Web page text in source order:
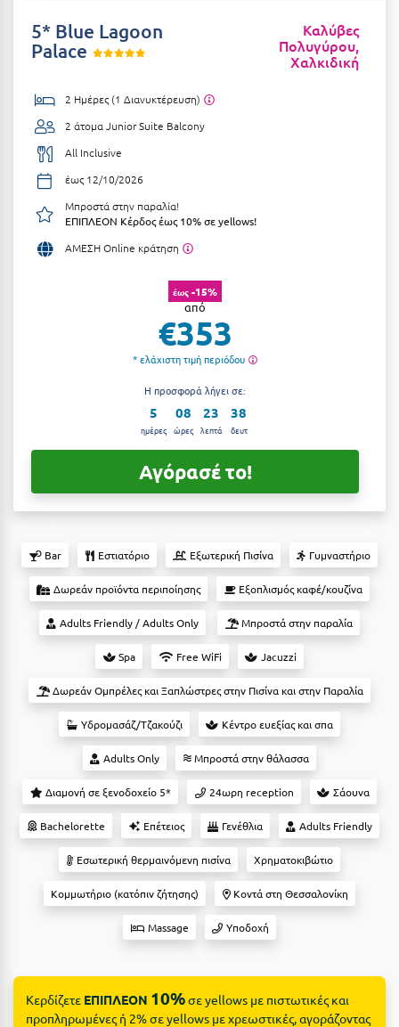
Αργολίδα
Αριδαία
Αρκαδία
Αρκίτσα
Αρτέμιδα
Αρχαία Ολυμπία
Αστυπάλαια
Αττική
Γ
Γαλαξiδι
Γλυφάδα
Γρεβενά
Δελφοί
Ε
Ελάτη Αρκαδίας
Ελληνικό Αρκαδίας
Ελούντα Κρήτης
Ερμιόνη
Εύβοια
Ξενοδοχεία 3 Αστέρων
Ξενοδοχεία 4 Αστέρων
Ξενοδοχεία 5 Αστέρων
Βίλες
Κρουαζιέρες
Διαμερίσματα
Δες όλες τις προσφορές
5* Blue Lagoon
Palace
Καλύβες
Πολυγύρου,
Χαλκιδική
2 Ημέρες (1 Διανυκτέρευση)
2 άτομαJunior Suite Balcony
All Inclusive
έως 12/10/2026
Μπροστά στην παραλία!
ΕΠΙΠΛΕΟΝ Κέρδος έως 10% σε yellows!
ΑΜΕΣΗ Online κράτηση
έως -15%
από
€353
* ελάχιστη τιμή περιόδου
Η προσφορά λήγει σε:
5
ημέρες
08
ώρες
23
λεπτά
37
δευτ
Αγόρασέ το!
Bar Εστιατόριο Εξωτερική Πισίνα Γυμναστήριο
Δωρεάν προϊόντα περιποίησης Εξοπλισμός καφέ/κουζίνα
Adults Friendly / Adults Only Μπροστά στην παραλία
Spa Free WiFi Jacuzzi
Δωρεάν Ομπρέλες και Ξαπλώστρες στην Πισίνα και στην Παραλία
Υδρομασάζ/Τζακούζι Κέντρο ευεξίας και σπα
Adults Only Μπροστά στην θάλασσα
Διαμονή σε ξενοδοχείο 5* 24ωρη reception Σάουνα
Bachelorette Επέτειος Γενέθλια Adults Friendly
Εσωτερική θερμαινόμενη πισίνα Χρηματοκιβώτιο
Κομμωτήριο (κατόπιν ζήτησης) Κοντά στη Θεσσαλονίκη
Massage Υποδοχή
Κερδίζετε ΕΠΙΠΛΕΟΝ 10%σε yellows με πιστωτικές και
προπληρωμένες ή 2% σε yellows με χρεωστικές, αγοράζοντας